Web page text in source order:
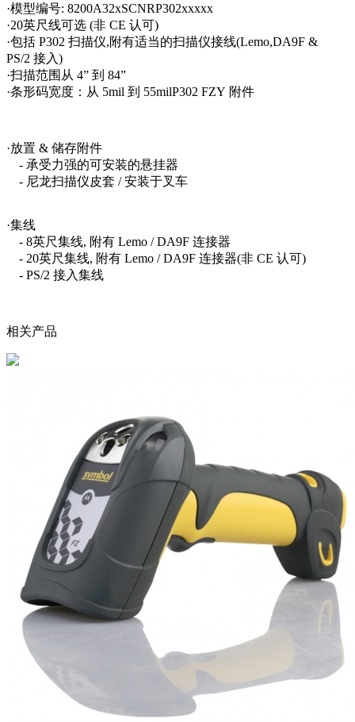
·模型编号: 8200A32xSCNRP302xxxxx
·20英尺线可选 (非 CE 认可)
·包括 P302 扫描仪,附有适当的扫描仪接线(Lemo,DA9F &
PS/2 接入)
·扫描范围从 4” 到 84”
·条形码宽度：从 5mil 到 55milP302 FZY 附件
·放置 & 储存附件
- 承受力强的可安装的悬挂器
- 尼龙扫描仪皮套 / 安装于叉车
·集线
- 8英尺集线, 附有 Lemo / DA9F 连接器
- 20英尺集线, 附有 Lemo / DA9F 连接器(非 CE 认可)
- PS/2 接入集线
相关产品